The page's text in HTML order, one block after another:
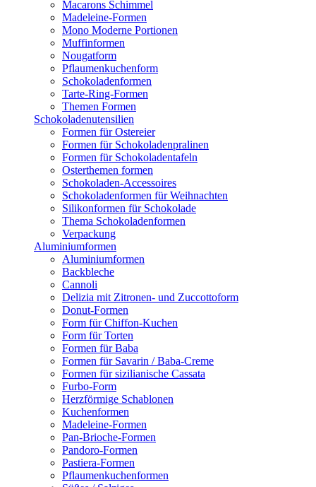
Macarons Schimmel
Madeleine-Formen
Mono Moderne Portionen
Muffinformen
Nougatform
Pflaumenkuchenform
Schokoladenformen
Tarte-Ring-Formen
Themen Formen
Schokoladenutensilien
Formen für Ostereier
Formen für Schokoladenpralinen
Formen für Schokoladentafeln
Osterthemen formen
Schokoladen-Accessoires
Schokoladenformen für Weihnachten
Silikonformen für Schokolade
Thema Schokoladenformen
Verpackung
Aluminiumformen
Aluminiumformen
Backbleche
Cannoli
Delizia mit Zitronen- und Zuccottoform
Donut-Formen
Form für Chiffon-Kuchen
Form für Torten
Formen für Baba
Formen für Savarin / Baba-Creme
Formen für sizilianische Cassata
Furbo-Form
Herzförmige Schablonen
Kuchenformen
Madeleine-Formen
Pan-Brioche-Formen
Pandoro-Formen
Pastiera-Formen
Pflaumenkuchenformen